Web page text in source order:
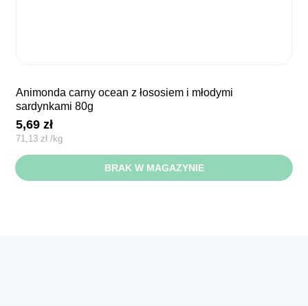
animonda carny ocean z łososiem i młodymi
sardynkami 80g
5,69zł
71,13 zł /kg
BRAK W MAGAZYNIE